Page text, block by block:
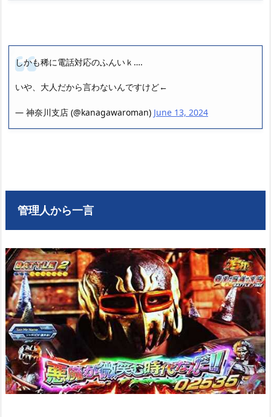
しかも稀に電話対応のふんいｋ….
いや、大人だから言わないんですけど←
— 神奈川支店 (@kanagawaroman) June 13, 2024
管理人から一言